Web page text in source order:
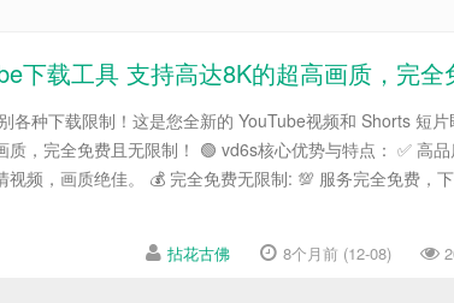
下载工具 支持高达8K的超高画质，完全
各种下载限制！这是您全新的 YouTube视频和 Shorts 短
质，完全免费且无限制！ 🟢 vd6s核心优势与特点： ✅ 高
视频，画质绝佳。 💰 完全免费无限制: 💯 服务完全免费，
拈花古佛 8个月前 (12-08)